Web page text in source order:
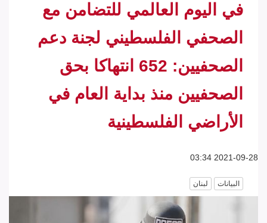
في اليوم العالمي للتضامن مع
الصحفي الفلسطيني لجنة دعم
الصحفيين: 652 انتهاكا بحق
الصحفيين منذ بداية العام في
الأراضي الفلسطينية
2021-09-28 03:34
البيانات لبنان